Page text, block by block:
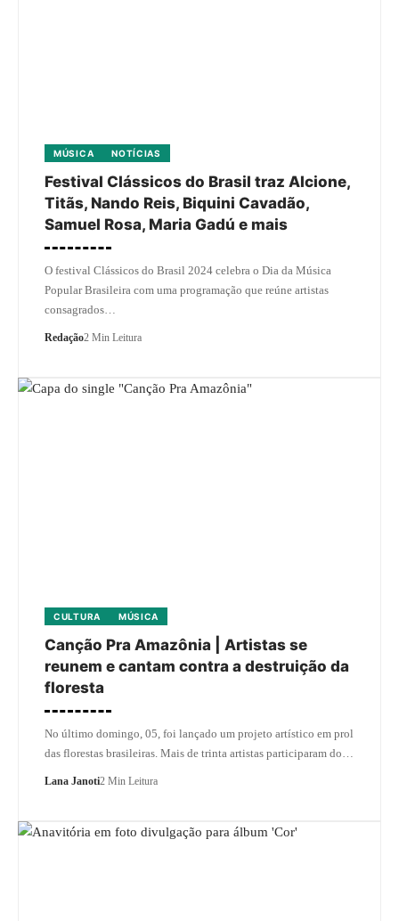
MÚSICA NOTÍCIAS
Festival Clássicos do Brasil traz Alcione,
Titãs, Nando Reis, Biquini Cavadão,
Samuel Rosa, Maria Gadú e mais
O festival Clássicos do Brasil 2024 celebra o Dia da Música
Popular Brasileira com uma programação que reúne artistas
consagrados…
Redação2 Min Leitura
CULTURA MÚSICA
Canção Pra Amazônia | Artistas se
reunem e cantam contra a destruição da
floresta
No último domingo, 05, foi lançado um projeto artístico em prol
das florestas brasileiras. Mais de trinta artistas participaram do…
Lana Janoti2 Min Leitura